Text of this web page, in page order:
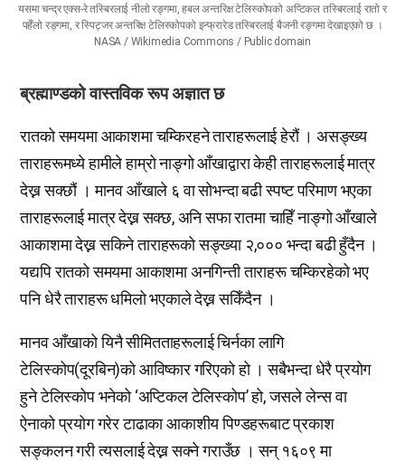
यसमा चन्द्र एक्स-रे तस्बिरलाई नीलो रङ्गमा, हबल अन्तरिक्ष टेलिस्कोपको अप्टिकल तस्बिरलाई रातो र
पहेँलो रङ्गमा, र स्पिट्जर अन्तरिक्ष टेलिस्कोपको इन्फ्रारेड तस्बिरलाई बैजनी रङ्गमा देखाइएको छ ।
NASA / Wikimedia Commons / Public domain
ब्रह्माण्डको वास्तविक रूप अज्ञात छ
रातको समयमा आकाशमा चम्किरहने ताराहरूलाई हेरौं । असङ्ख्य
ताराहरूमध्ये हामीले हाम्रो नाङ्गो आँखाद्वारा केही ताराहरूलाई मात्र
देख्न सक्छौं । मानव आँखाले ६ वा सोभन्दा बढी स्पष्ट परिमाण भएका
ताराहरूलाई मात्र देख्न सक्छ, अनि सफा रातमा चाहिँ नाङ्गो आँखाले
आकाशमा देख्न सकिने ताराहरूको सङ्ख्या २,००० भन्दा बढी हुँदैन ।
यद्यपि रातको समयमा आकाशमा अनगिन्ती ताराहरू चम्किरहेको भए
पनि धेरै ताराहरू धमिलो भएकाले देख्न सकिँदैन ।
मानव आँखाको यिनै सीमितताहरूलाई चिर्नका लागि
टेलिस्कोप(दूरबिन)को आविष्कार गरिएको हो । सबैभन्दा धेरै प्रयोग
हुने टेलिस्कोप भनेको ‘अप्टिकल टेलिस्कोप’ हो, जसले लेन्स वा
ऐनाको प्रयोग गरेर टाढाका आकाशीय पिण्डहरूबाट प्रकाश
सङ्कलन गरी त्यसलाई देख्न सक्ने गराउँछ । सन् १६०९ मा